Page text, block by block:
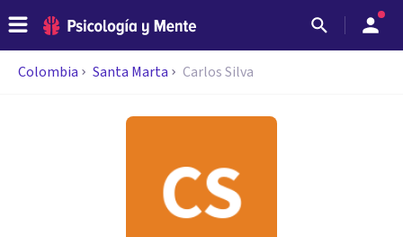
Colombia Santa Marta Carlos Silva